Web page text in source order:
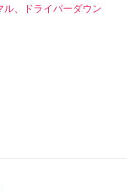
、ドライバーダウン